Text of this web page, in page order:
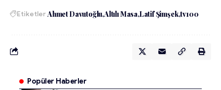
EtiketlerAhmet Davutoğlu Altılı Masa Latif Şimşek tv100
Popüler Haberler